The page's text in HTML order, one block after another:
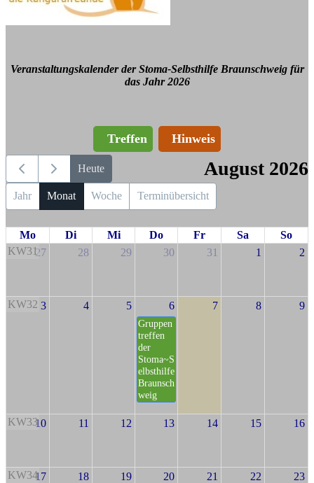
Veranstaltungskalender der Stoma-Selbsthilfe Braunschweig für
das Jahr 2026
Treffen Hinweis
Heute August 2026
Jahr Monat Woche Terminübersicht
Mo Di Mi Do Fr Sa
So
KW3127 28 29 30 31 1 2
KW32 3 4 5 6
Gruppen
treffen
der
Stoma~S
elbsthilfe
Braunsch
weig
7 8 9
KW3310 11 12 13 14 15 16
KW3417 18 19 20 21 22 23